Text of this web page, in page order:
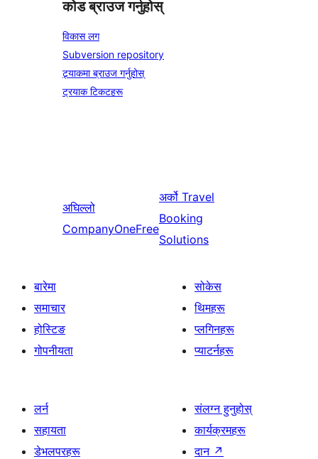
कोड ब्राउज गर्नुहोस्
विकास लग
Subversion repository
ट्र्याकमा ब्राउज गर्नुहोस्
ट्रयाक टिकटहरू
अघिल्लो
CompanyOneFree
अर्को Travel
Booking
Solutions
बारेमा
समाचार
होस्टिङ
गोपनीयता
सोकेस
थिमहरू
प्लगिनहरू
प्याटर्नहरू
लर्न
सहायता
डेभलपरहरू
संलग्न हुनुहोस्
कार्यक्रमहरू
दान ↗